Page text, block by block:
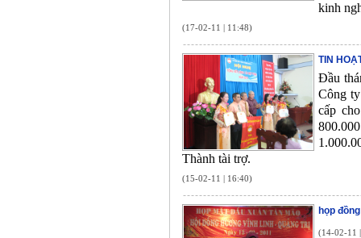
kinh
(17-02-11 | 11:48)
TIN
Đầu
Công
cấp
Thành tài trợ.
(15-02-11 | 16:40)
họp
(14-02-11